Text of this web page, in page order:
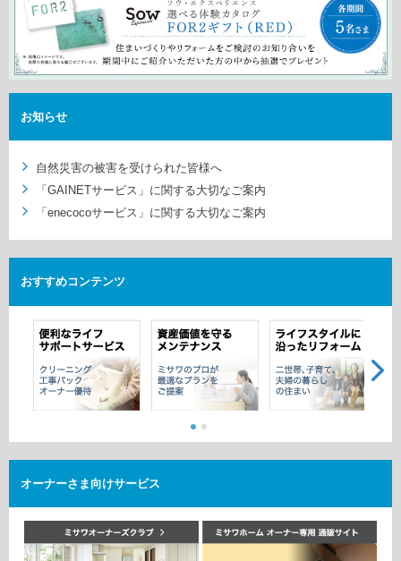
これから住まいをご検討の方
多彩な動画やこだわりが詰まった建築実例、注目の最新情報など、
住まいづくりを楽しく学べるデジタルラウンジです。
ミサワゼネラルソリューション
ミサワオーナーズクラブ
中途採用
障がい者採用
ウエルネス事業
海外事業
ミサワアイデンティティ
お知らせ
自然災害の被害を受けられた皆様へ
「GAINETサービス」に関する大切なご案内
「enecocoサービス」に関する大切なご案内
おすすめコンテンツ
オーナーさま向けサービス